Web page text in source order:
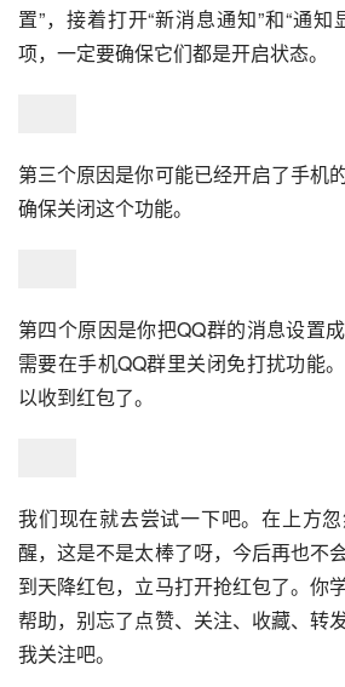
置”，接着打开“新消息通知”和“通
项，一定要确保它们都是开启状态。
第三个原因是你可能已经开启了手机
确保关闭这个功能。
第四个原因是你把QQ群的消息设置
需要在手机QQ群里关闭免打扰功能
以收到红包了。
我们现在就去尝试一下吧。在上方
醒，这是不是太棒了呀，今后再也不
到天降红包，立马打开抢红包了。你
帮助，别忘了点赞、关注、收藏、转
我关注吧。